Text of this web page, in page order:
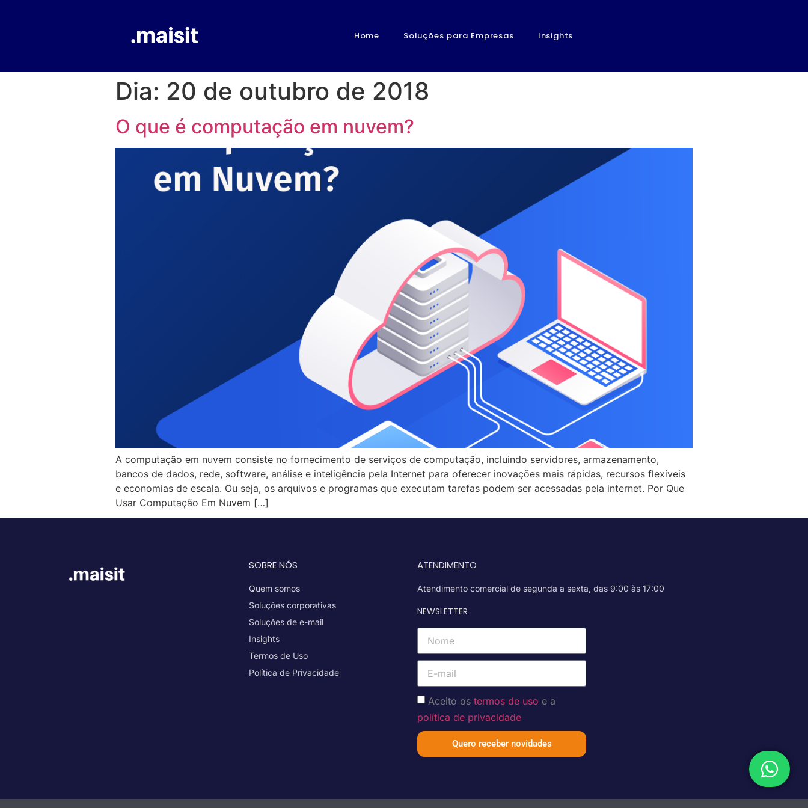
Home Soluções para Empresas Insights
Dia: 20 de outubro de 2018
O que é computação em nuvem?
A computação em nuvem consiste no fornecimento de serviços de computação, incluindo servidores, armazenamento,
bancos de dados, rede, software, análise e inteligência pela Internet para oferecer inovações mais rápidas, recursos flexíveis
e economias de escala. Ou seja, os arquivos e programas que executam tarefas podem ser acessadas pela internet. Por Que
Usar Computação Em Nuvem […]
SOBRE NÓS
Quem somos
Soluções corporativas
Soluções de e-mail
Insights
Termos de Uso
Política de Privacidade
ATENDIMENTO
Atendimento comercial de segunda a sexta, das 9:00 às 17:00
NEWSLETTER
Aceito ostermos de uso e a
política de privacidade
Quero receber novidades